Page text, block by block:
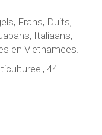
Frans, Duits,
Italiaans,
en Vietnamees.
44